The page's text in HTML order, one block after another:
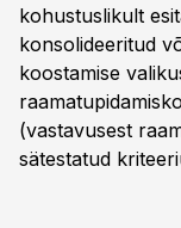
kohustuslikult
konsolideeritud
koostamise
(vastavusest
sätestatud